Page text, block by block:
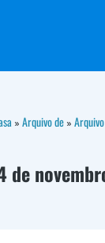
» Arquivo de»
de